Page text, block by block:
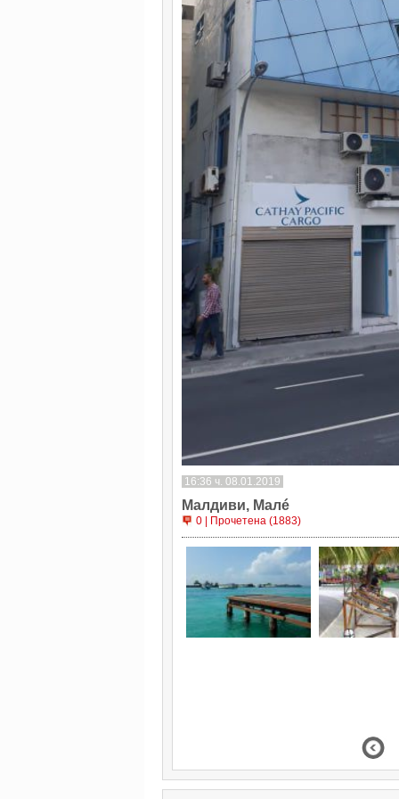
16:36 ч. 08.01.2019
Малдиви, Малé
0 | Прочетена (1883)